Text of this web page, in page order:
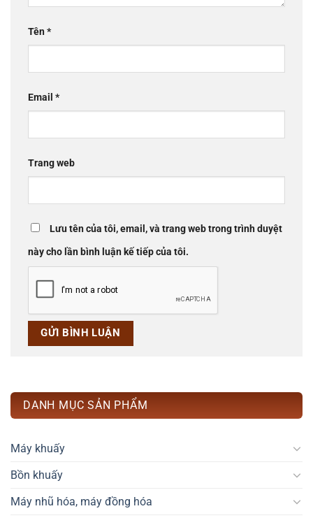
Tên*
Email *
Trang web
Lưu tên của tôi, email, và trang web trong trình duyệt
này cho lần bình luận kế tiếp của tôi.
DANH MỤC SẢN PHẨM
Máy khuấy
Bồn khuấy
Máy nhũ hóa, máy đồng hóa